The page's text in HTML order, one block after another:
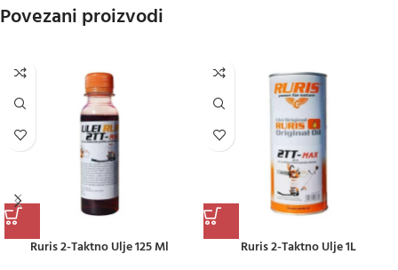
Povezani proizvodi
Ruris 2-Taktno Ulje 125 Ml
Ruris 2-Taktno Ulje 1L